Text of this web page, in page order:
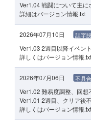
Ver1.04 戦闘について主に
詳細はバージョン情報.txt
2026年07月10日 誤字
Ver1.03 2週目以降イベン
詳しくはバージョン情報.txt
2026年07月06日 不具
Ver1.02 難易度調整、回想
Ver1.01 2週目、クリア後
詳しくはバージョン情報.txt